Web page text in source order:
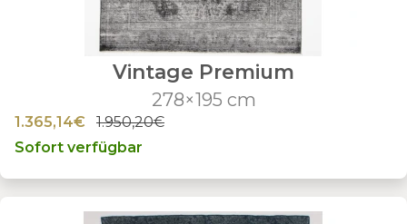
Vintage Premium
278×195 cm
1.365,14€
1.950,20€
Sofort verfügbar